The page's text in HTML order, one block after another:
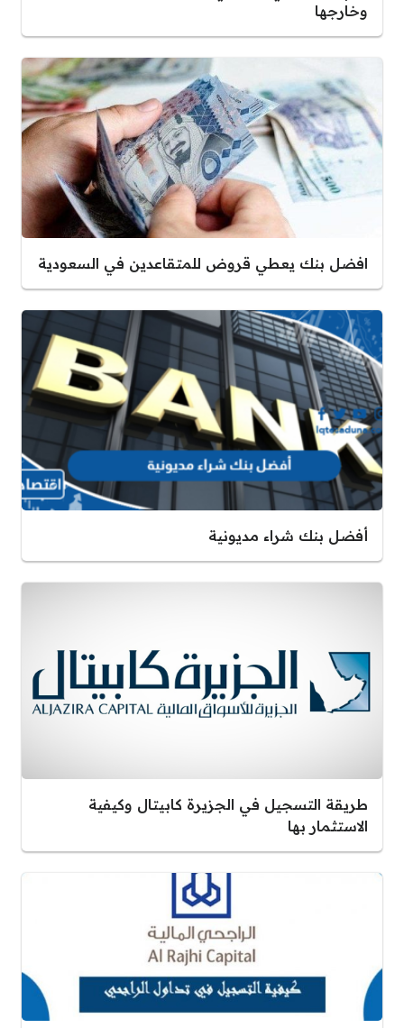
وخارجها
افضل بنك يعطي قروض للمتقاعدين في السعودية
أفضل بنك شراء مديونية
طريقة التسجيل في الجزيرة كابيتال وكيفية
الاستثمار بها